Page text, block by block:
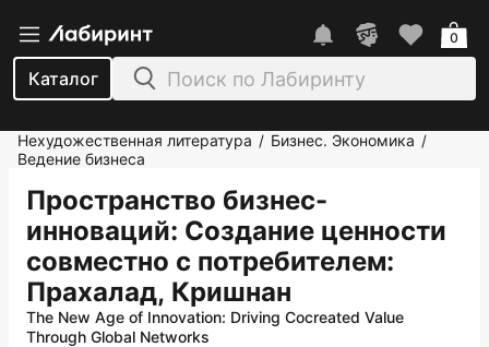
Каталог
0
Нехудожественная литература / Бизнес. Экономика /
Ведение бизнеса
Пространство бизнес-
инноваций: Создание ценности
совместно с потребителем:
Прахалад, Кришнан
The New Age of Innovation: Driving Cocreated Value
Through Global Networks